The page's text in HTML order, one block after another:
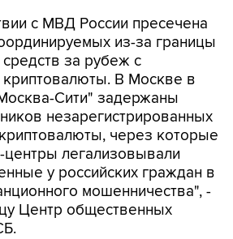
с МВД России пресечена
из-за границы
за рубеж с
криптовалюты. В Москве в
Сити" задержаны
незарегистрированных
через которые
центры легализовывали
у российских граждан в
мошенничества", -
Центр общественных